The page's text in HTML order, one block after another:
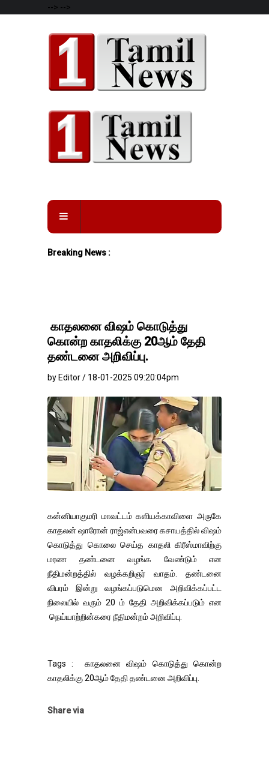
--> -->
Breaking News :
காதலனை விஷம் கொடுத்து
கொன்ற காதலிக்கு 20ஆம் தேதி
தண்டனை அறிவிப்பு.
by Editor / 18-01-2025 09:20:04pm
கன்னியாகுமரி மாவட்டம் களியக்காவிளை அருகே
காதலன் ஷாரோன் ராஜ்என்பவரை கசாயத்தில் விஷம்
கொடுத்து கொலை செய்த காதலி கிரீஸ்மாவிற்கு
மரண தண்டனை வழங்க வேண்டும் என
நீதிமன்றத்தில் வழக்கறிஞர் வாதம். தண்டனை
விபரம் இன்று வழங்கப்படுமென அறிவிக்கப்பட்ட
நிலையில் வரும் 20 ம் தேதி அறிவிக்கப்படும் என
நெய்யாற்றின்கரை நீதிமன்றம் அறிவிப்பு.
Tags : காதலனை விஷம் கொடுத்து கொன்ற
காதலிக்கு 20ஆம் தேதி தண்டனை அறிவிப்பு.
Share via